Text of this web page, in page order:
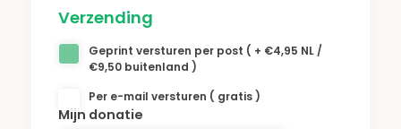
Verzending
Geprint versturen per post ( + €4,95 NL /
€9,50 buitenland )
Per e-mail versturen ( gratis )
Mijn donatie